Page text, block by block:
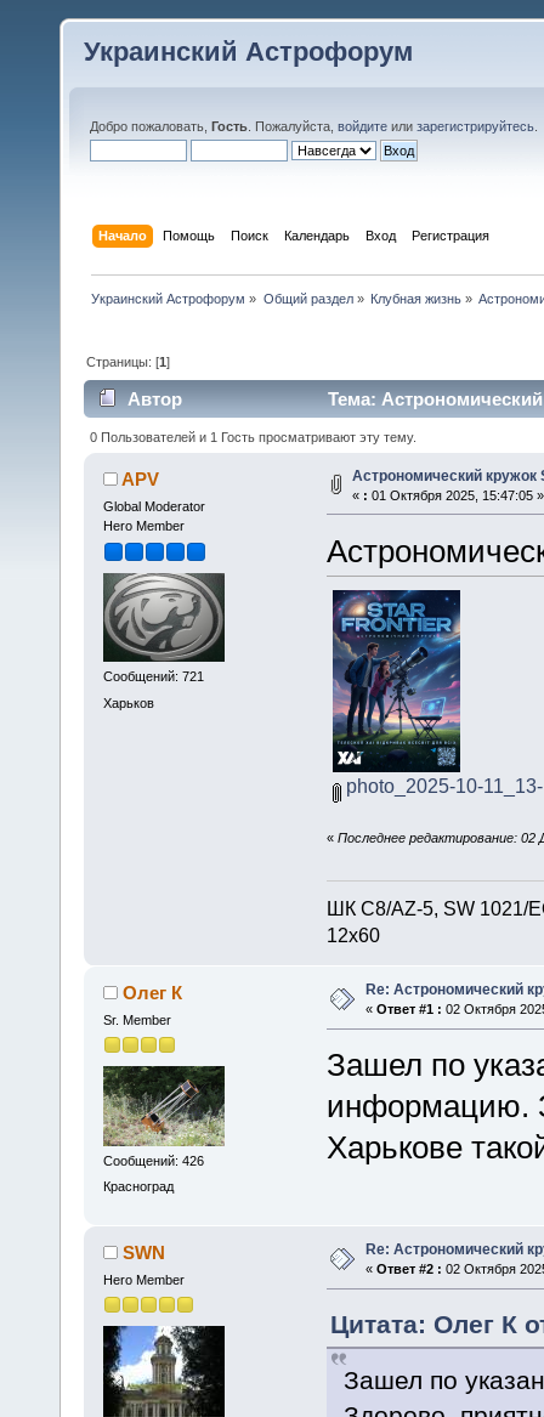
Украинский Астрофорум
Добро пожаловать, Гость . Пожалуйста, войдите или зарегистрируйтесь
Начало Помощь Поиск Календарь Вход Регистрация
Украинский Астрофорум » Общий раздел» Клубная жизнь»
Страницы: [1]
Автор Тема:
0 Пользователей и 1 Гость просматривают эту тему.
APV
Global Moderator
Hero Member
Сообщений: 721
Харьков
Астрономический кружок
« : 01 Октября 2025, 15:47:05 »
photo_2025-10-
« Последнее редактирование: 02
ШК С8/AZ-5, SW 1021/
12х60
Олег К
Sr. Member
Сообщений: 426
Красноград
Re: Астрономический
« Ответ #1 : 02 Октября
Зашел по
информацию.
Харькове
SWN
Hero Member
Re: Астрономический
« Ответ #2 : 02 Октября
Цитата: Олег К
Зашел по